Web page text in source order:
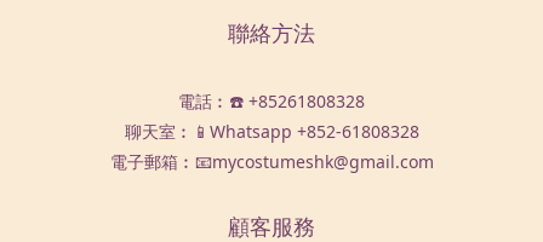
聯絡方法
電話︰☎️ +85261808328
聊天室︰📱Whatsapp +852-61808328
電子郵箱︰📧mycostumeshk@gmail.com
顧客服務